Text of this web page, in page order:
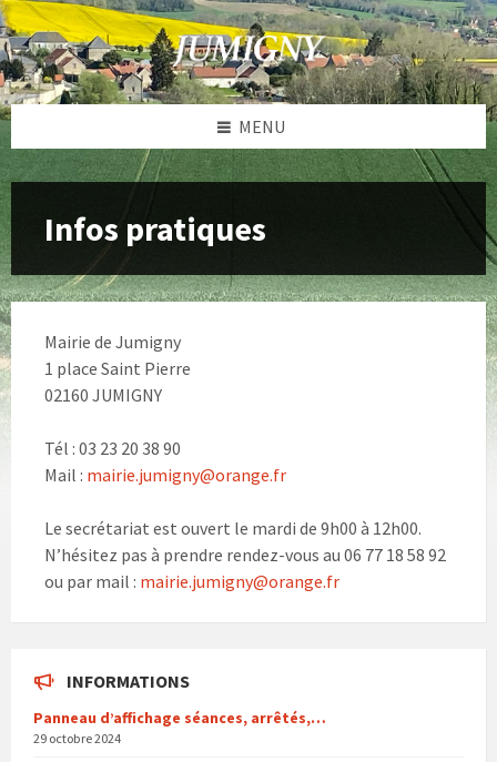
Skip
to
content
Skip
to
left
sidebar
Skip
to
footer
MENU
Infos pratiques
Mairie de Jumigny
1 place Saint Pierre
02160 JUMIGNY
Tél : 03 23 20 38 90
Mail : mairie.jumigny@orange.fr
Le secrétariat est ouvert le mardi de 9h00 à 12h00.
N’hésitez pas à prendre rendez-vous au 06 77 18 58 92
ou par mail : mairie.jumigny@orange.fr
INFORMATIONS
Panneau d’affichage séances, arrêtés,…
29 octobre 2024